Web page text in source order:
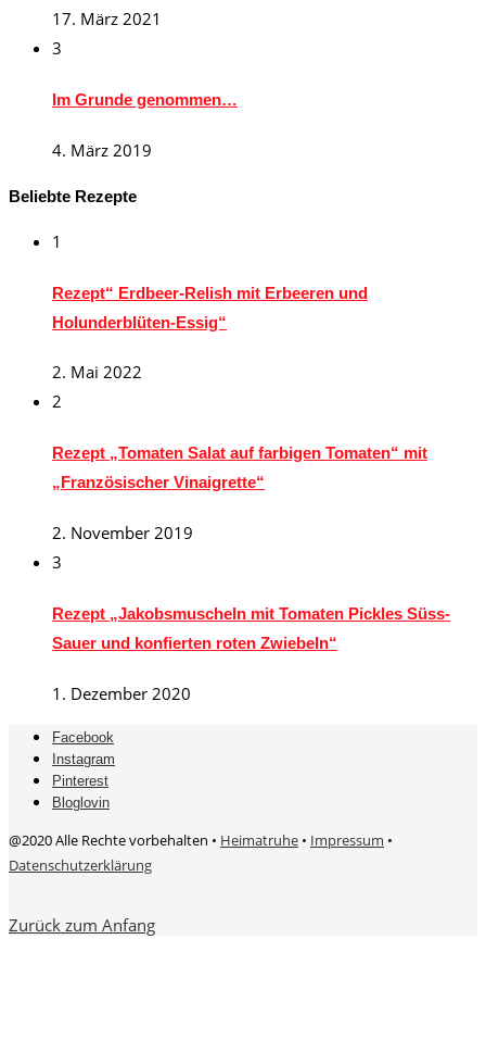
17. März 2021
3
Im Grunde genommen…
4. März 2019
Beliebte Rezepte
1
Rezept“ Erdbeer-Relish mit Erbeeren und
Holunderblüten-Essig“
2. Mai 2022
2
Rezept „Tomaten Salat auf farbigen Tomaten“ mit
„Französischer Vinaigrette“
2. November 2019
3
Rezept „Jakobsmuscheln mit Tomaten Pickles Süss-
Sauer und konfierten roten Zwiebeln“
1. Dezember 2020
Facebook
Instagram
Pinterest
Bloglovin
@2020 Alle Rechte vorbehalten • Heimatruhe • Impressum •
Datenschutzerklärung
Zurück zum Anfang